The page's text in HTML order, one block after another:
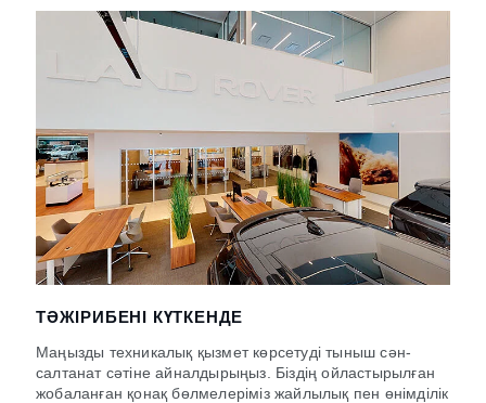
ТӘЖІРИБЕНІ КҮТКЕНДЕ
Маңызды техникалық қызмет көрсетуді тыныш сән-
салтанат сәтіне айналдырыңыз. Біздің ойластырылған
жобаланған қонақ бөлмелеріміз жайлылық пен өнімділік